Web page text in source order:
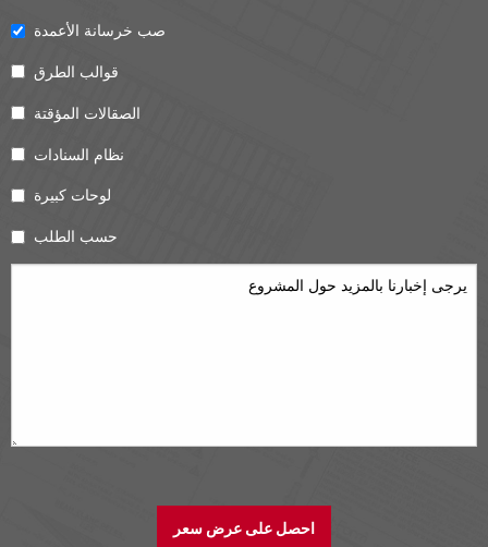
صب خرسانة الأعمدة
قوالب الطرق
الصقالات المؤقتة
نظام السنادات
لوحات كبيرة
حسب الطلب